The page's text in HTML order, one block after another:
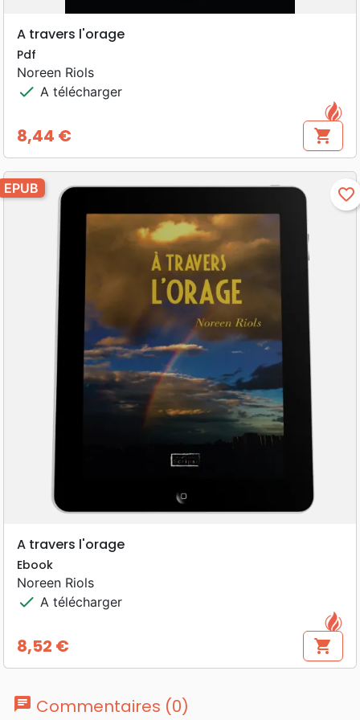
A travers l'orage
Pdf
Noreen Riols
check A télécharger
Prix
8,44 € shopping_cart
EPUB favorite_border
A travers l'orage
Ebook
Noreen Riols
check A télécharger
Prix
8,52 € shopping_cart
chat Commentaires (0)